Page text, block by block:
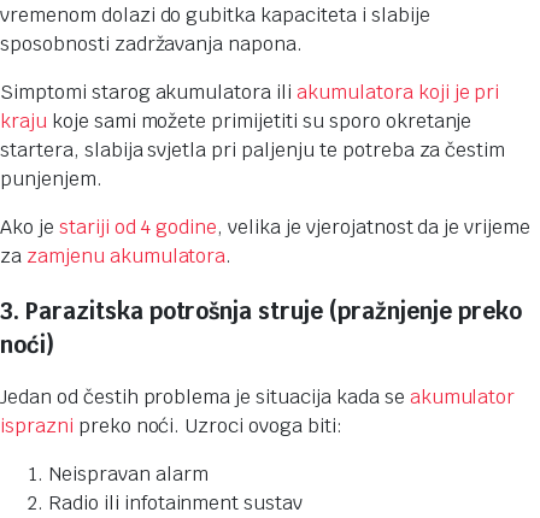
vremenom dolazi do gubitka kapaciteta i slabije
sposobnosti zadržavanja napona.
Simptomi starog akumulatora iliakumulatora koji je pri
krajukoje sami možete primijetiti su sporo okretanje
startera, slabija svjetla pri paljenju te potreba za čestim
punjenjem.
Ako je stariji od 4 godine, velika je vjerojatnost da je vrijeme
za zamjenu akumulatora.
3. Parazitska potrošnja struje (pražnjenje preko
noći)
Jedan od čestih problema je situacija kada se akumulator
isprazni preko noći. Uzroci ovoga biti:
Neispravan alarm
Radio ili infotainment sustav